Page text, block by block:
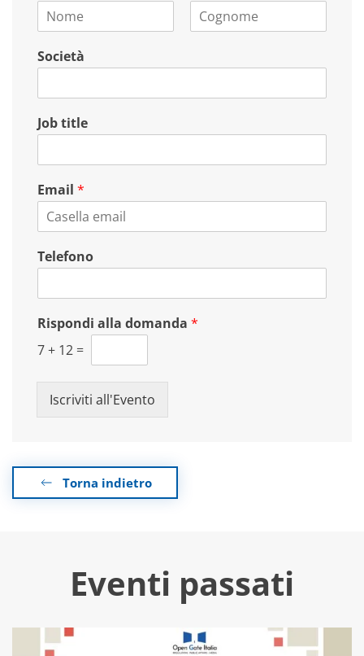
o
m
m
Società
Job title
Email *
Telefono
Rispondi alla domanda *
7+ 12 =
Iscriviti all'Evento
Torna indietro
Eventi passati